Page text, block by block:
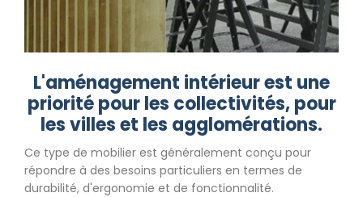
L'aménagement intérieur est une
priorité pour les collectivités, pour
les villes et les agglomérations.
Ce type de mobilier est généralement conçu pour
répondre à des besoins particuliers en termes de
durabilité, d'ergonomie et de fonctionnalité.